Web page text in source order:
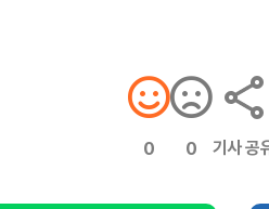
0 0 기사 공